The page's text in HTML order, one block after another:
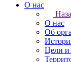
О нас
О нас
Об
Цели и